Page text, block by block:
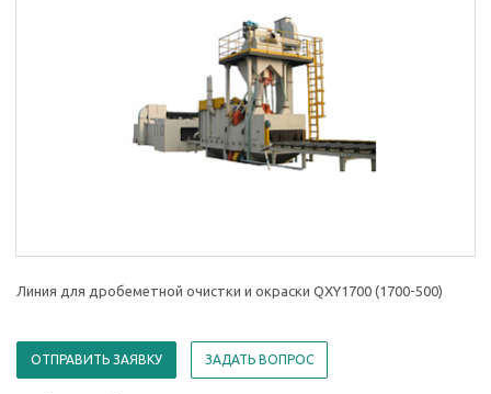
Линия для дробеметной очистки и окраски QXY1700 (1700-500)
ОТПРАВИТЬ ЗАЯВКУ ЗАДАТЬ ВОПРОС